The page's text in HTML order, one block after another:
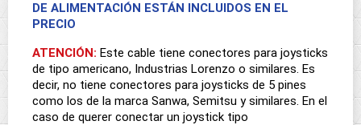
DE ALIMENTACIÓN ESTÁN INCLUIDOS EN EL
PRECIO
ATENCIÓN: Este cable tiene conectores para joysticks
de tipo americano, Industrias Lorenzo o similares. Es
decir, no tiene conectores para joysticks de 5 pines
como los de la marca Sanwa, Semitsu y similares. En el
caso de querer conectar un joystick tipo